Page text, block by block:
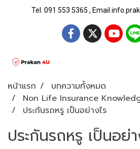
Tel. 091 553 5365 , Email
หน้าแรก
บทความทั้งหมด
Non Life Insurance
ประกันรถหรู เป็นอย่างไร
ประกันรถหรู เป็นอย่า